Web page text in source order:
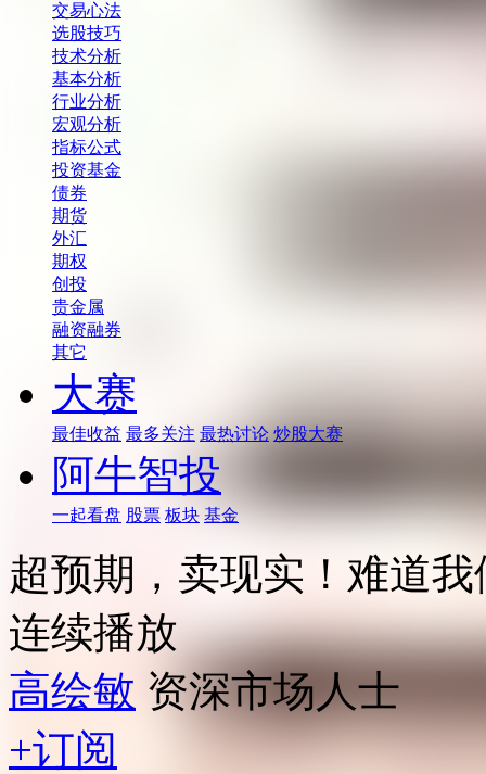
交易心法
选股技巧
技术分析
基本分析
行业分析
宏观分析
指标公式
投资基金
债券
期货
外汇
期权
创投
贵金属
融资融券
其它
大赛
最佳收益 最多关注 最热讨论 炒股大赛
阿牛智投
一起看盘 股票 板块 基金
超预期，卖现实！难道我
连续播放
高绘敏 资深市场人士
+订阅